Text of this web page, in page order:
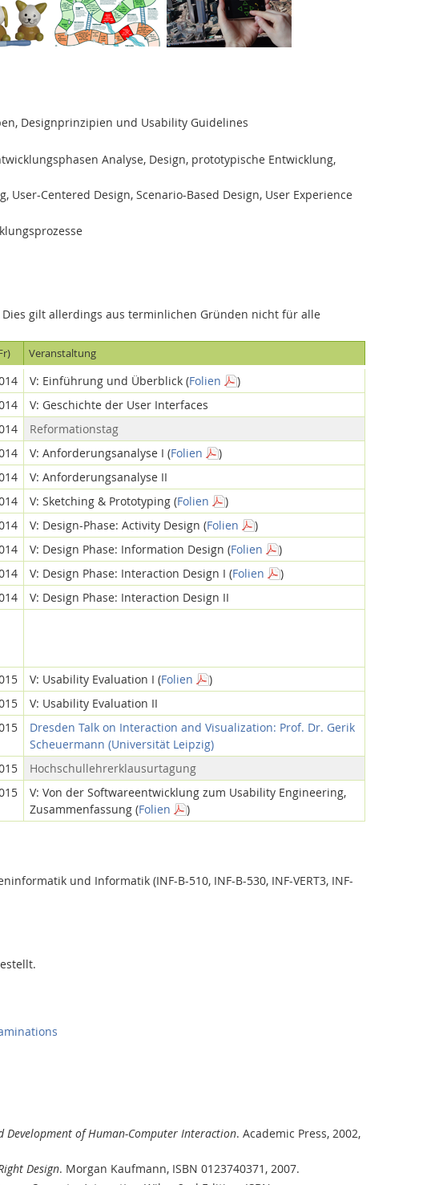
Feeds
Designprinzipien und Usability Guidelines
Analyse, Design, prototypische Entwicklung,
Centered Design, Scenario-Based Design, User Experience
Dies gilt allerdings aus terminlichen Gründen nicht für alle
Veranstaltung
V: Einführung und Überblick (Folien
)
V: Geschichte der User Interfaces
Reformationstag
V: Anforderungsanalyse I (Folien
)
V: Anforderungsanalyse II
V: Sketching & Prototyping (Folien
)
V: Design-Phase: Activity Design (Folien
)
V: Design Phase: Information Design (Folien
)
V: Design Phase: Interaction Design I (Folien
)
V: Design Phase: Interaction Design II
V: Usability Evaluation I (Folien
)
V: Usability Evaluation II
Dresden Talk on Interaction and Visualization: Prof. Dr. Gerik
Scheuermann (Universität Leipzig)
Hochschullehrerklausurtagung
V: Von der Softwareentwicklung zum Usability Engineering,
Zusammenfassung (Folien )
und Informatik (INF-B-510, INF-B-530, INF-VERT3, INF-
Development of Human-Computer Interaction. Academic Press, 2002,
Design. Morgan Kaufmann, ISBN 0123740371, 2007.